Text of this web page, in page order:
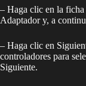
– Haga clic en la
Adaptador y, a
– Haga clic en
controladores para
Siguiente.